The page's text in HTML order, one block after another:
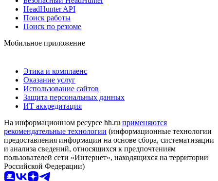
HeadHunter API
Поиск работы
Поиск по резюме
Мобильное приложение
Этика и комплаенс
Оказание услуг
Использование сайтов
Защита персональных данных
ИТ аккредитация
На информационном ресурсе hh.ru применяются
рекомендательные технологии (информационные технологии
предоставления информации на основе сбора, систематизации
и анализа сведений, относящихся к предпочтениям
пользователей сети «Интернет», находящихся на территории
Российской Федерации)